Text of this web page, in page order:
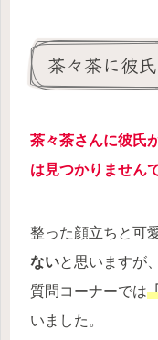
茶々茶に彼
茶々茶さんに彼氏
は見つかりません
整った顔立ちと可
ないと思いますが
質問コーナーでは
いました。